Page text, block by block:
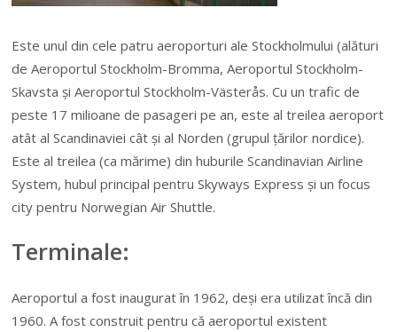
Este unul din cele patru aeroporturi ale Stockholmului (alături
de Aeroportul Stockholm-Bromma, Aeroportul Stockholm-
Skavsta și Aeroportul Stockholm-Västerås. Cu un trafic de
peste 17 milioane de pasageri pe an, este al treilea aeroport
atât al Scandinaviei cât și al Norden (grupul țărilor nordice).
Este al treilea (ca mărime) din huburile Scandinavian Airline
System, hubul principal pentru Skyways Express și un focus
city pentru Norwegian Air Shuttle.
Terminale:
Aeroportul a fost inaugurat în 1962, deși era utilizat încă din
1960. A fost construit pentru că aeroportul existent